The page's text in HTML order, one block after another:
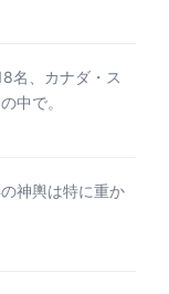
名、カナダ・ス
中で。
神輿は特に重か